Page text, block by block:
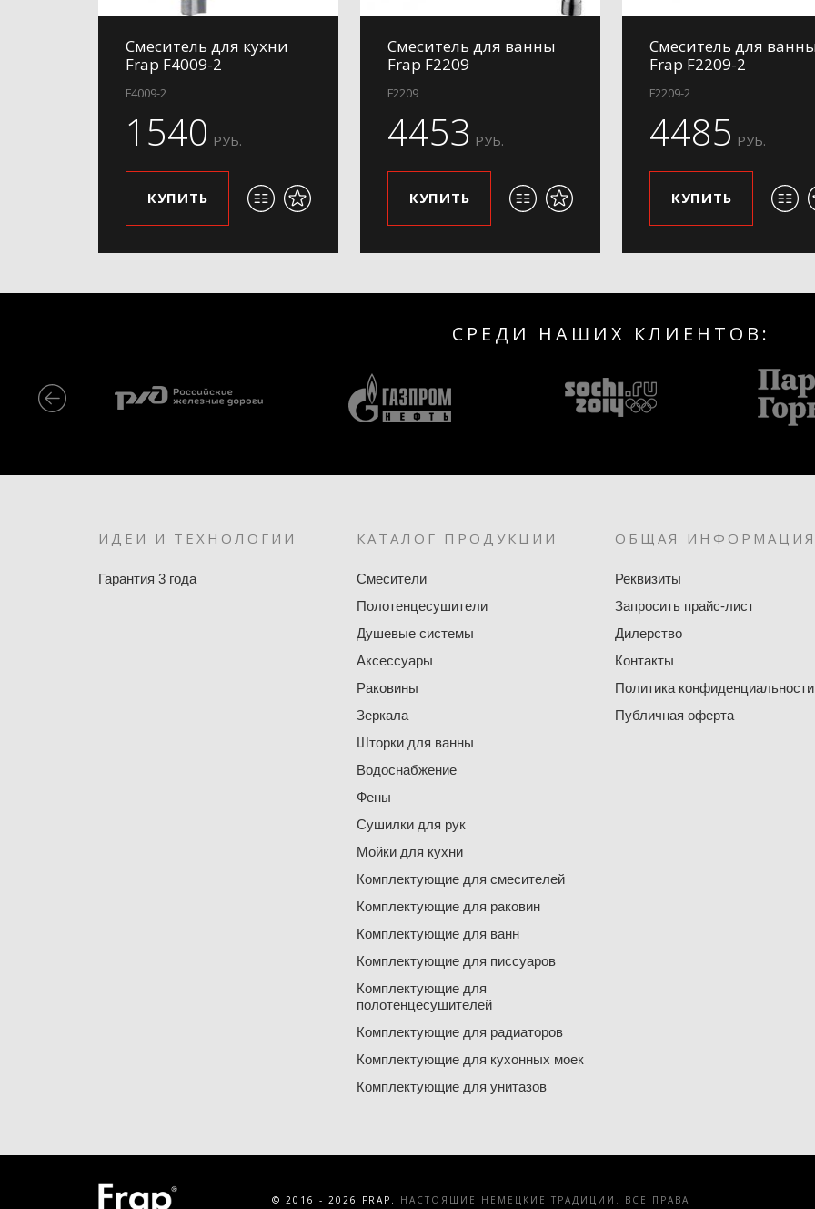
Смеситель для кухни
Frap F4009-2
F4009-2
1540 РУБ.
КУПИТЬ
Смеситель для ванны
Frap F2209
F2209
4453 РУБ.
КУПИТЬ
Смеситель для
Frap F2209-2
F2209-2
4485 РУБ.
КУПИТЬ
СРЕДИ НАШИХ КЛИЕНТОВ:
ИДЕИ И ТЕХНОЛОГИИ
Гарантия 3 года
КАТАЛОГ ПРОДУКЦИИ
Смесители
Полотенцесушители
Душевые системы
Аксессуары
Раковины
Зеркала
Шторки для ванны
Водоснабжение
Фены
Сушилки для рук
Мойки для кухни
Комплектующие для смесителей
Комплектующие для раковин
Комплектующие для ванн
Комплектующие для писсуаров
Комплектующие для
полотенцесушителей
Комплектующие для радиаторов
Комплектующие для кухонных моек
Комплектующие для унитазов
ОБЩАЯ
Реквизиты
Запросить прайс-лист
Дилерство
Контакты
Политика конфиденциальности
Публичная оферта
© 2016 - 2026 FRAP.
НАСТОЯЩИЕ НЕМЕЦКИЕ ТРАДИЦИИ. ВСЕ ПРАВА